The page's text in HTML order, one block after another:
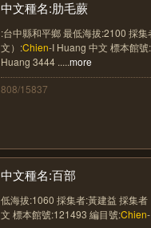
中文種名:肋毛蕨
:台中縣和平鄉 最低海拔:2100 採
文）:Chien-I Huang 中文 標本館
Huang 3444 .....more
808/15837
中文種名:百部
低海拔:1060 採集者:黃建益 採集者
文 標本館號:121493 編目號:Chien